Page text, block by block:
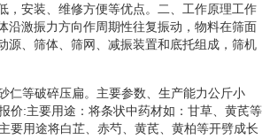
，安装、维修方便等优点。二、工作原理工作
沿激振力方向作周期性往复振动，物料在筛面
源、筛体、筛网、减振装置和底托组成，筛机
仁等破碎压扁。主要参数、生产能力公斤小
价:主要用途：将条状中药材如：甘草、黄芪等
要用途将白芷、赤芍、黄芪、黄柏等开劈成长